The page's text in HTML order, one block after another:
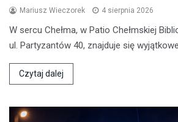
Mariusz Wieczorek 4 sierpnia 2026
W sercu Chełma, w Patio Chełmskiej
ul. Partyzantów 40, znajduje się
Czytaj dalej